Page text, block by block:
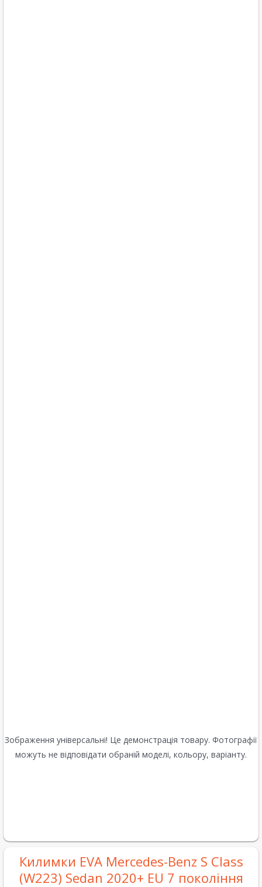
Зображення універсальні! Це демонстрація товару. Фотографії
можуть не відповідати обраній моделі, кольору, варіанту.
Килимки EVA Mercedes-Benz S Class
(W223) Sedan 2020+ EU 7 покоління